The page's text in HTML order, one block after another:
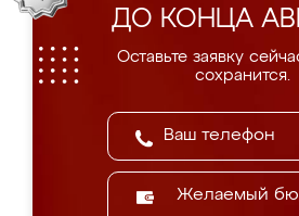
ДО КОНЦА
Оставьте заявку
сохранится.
Желаемый